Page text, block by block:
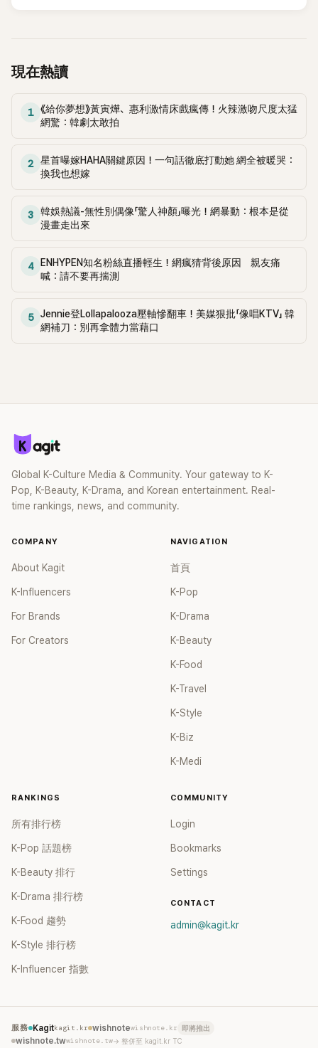
現在熱讀
1
《給你夢想》黃寅燁、惠利激情床戲瘋傳！火辣激吻尺度太猛
網驚：韓劇太敢拍
2
星首曝嫁HAHA關鍵原因！一句話徹底打動她 網全被暖哭：
換我也想嫁
3
韓娛熱議-無性別偶像「驚人神顏」曝光！網暴動：根本是從
漫畫走出來
4
ENHYPEN知名粉絲直播輕生！網瘋猜背後原因 親友痛
喊：請不要再揣測
5
Jennie登Lollapalooza壓軸慘翻車！美媒狠批「像唱KTV」 韓
網補刀：別再拿體力當藉口
Global K-Culture Media & Community. Your gateway to K-
Pop, K-Beauty, K-Drama, and Korean entertainment. Real-
time rankings, news, and community.
COMPANY
About Kagit
K-Influencers
For Brands
For Creators
NAVIGATION
首頁
K-Pop
K-Drama
K-Beauty
K-Food
K-Travel
K-Style
K-Biz
K-Medi
RANKINGS
所有排行榜
K-Pop 話題榜
K-Beauty 排行
K-Drama 排行榜
K-Food 趨勢
K-Style 排行榜
K-Influencer 指數
COMMUNITY
Login
Bookmarks
Settings
CONTACT
admin@kagit.kr
服務 Kagitkagit.kr wishnotewishnote.kr 即將推出
wishnote.twwishnote.tw→ 整併至 kagit.kr TC